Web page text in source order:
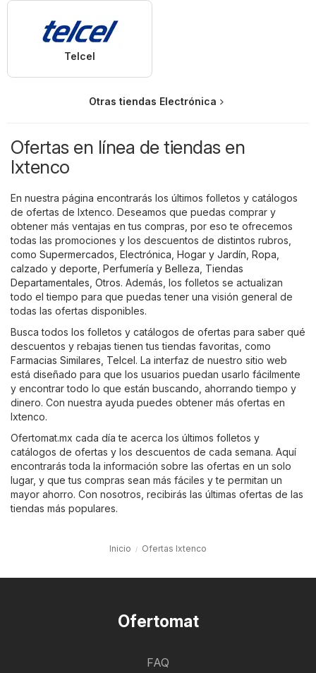
Telcel
Otras tiendas Electrónica
Ofertas en línea de tiendas en
Ixtenco
En nuestra página encontrarás los últimos folletos y catálogos
de ofertas de Ixtenco. Deseamos que puedas comprar y
obtener más ventajas en tus compras, por eso te ofrecemos
todas las promociones y los descuentos de distintos rubros,
como Supermercados Electrónica Hogar y Jardín Ropa,
calzado y deporte Perfumería y Belleza Tiendas
Departamentales Otros. Además, los folletos se actualizan
todo el tiempo para que puedas tener una visión general de
todas las ofertas disponibles.
Busca todos los folletos y catálogos de ofertas para saber qué
descuentos y rebajas tienen tus tiendas favoritas, como
Farmacias Similares Telcel. La interfaz de nuestro sitio web
está diseñado para que los usuarios puedan usarlo fácilmente
y encontrar todo lo que están buscando, ahorrando tiempo y
dinero. Con nuestra ayuda puedes obtener más ofertas en
Ixtenco.
Ofertomat.mx cada día te acerca los últimos folletos y
catálogos de ofertas y los descuentos de cada semana. Aquí
encontrarás toda la información sobre las ofertas en un solo
lugar, y que tus compras sean más fáciles y te permitan un
mayor ahorro. Con nosotros, recibirás las últimas ofertas de las
tiendas más populares.
Inicio Ofertas Ixtenco
Ofertomat
FAQ